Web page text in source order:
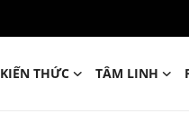
KIẾN THỨC TÂM LINH